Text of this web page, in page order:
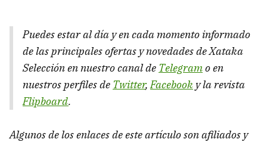
Puedes estar al día y en cada momento informado
de las principales ofertas y novedades de Xataka
Selección en nuestro canal de Telegramo en
nuestros perfiles de Twitter,Facebook y la revista
Flipboard.
Algunos de los enlaces de este artículo son afiliados y